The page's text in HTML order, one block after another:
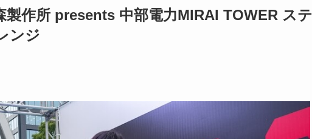
製作所 presents 中部電力MIRAI TOWER ステ
ンジ